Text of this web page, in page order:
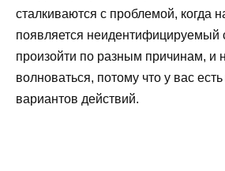
сталкиваются с проблемой, когда
появляется неидентифицируемый
произойти по разным причинам, и
волноваться, потому что у вас
вариантов действий.